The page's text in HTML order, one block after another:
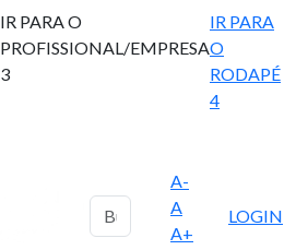
IR PARA O
PROFISSIONAL/EMPRESA
3
IR PARA
O
RODAPÉ
4
A-
A
A+
LOGIN